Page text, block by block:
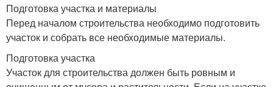
Подготовка участка и материалы
Перед началом строительства необходимо подготовить
участок и собрать все необходимые материалы.
Подготовка участка
Участок для строительства должен быть ровным и